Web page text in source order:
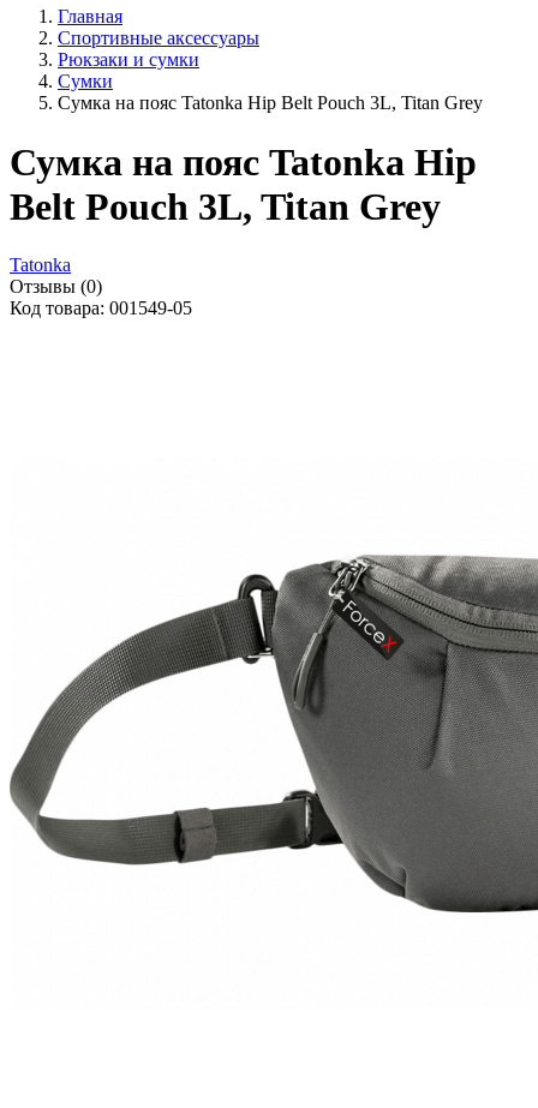
Главная
Спортивные аксессуары
Рюкзаки и сумки
Сумки
Сумка на пояс Tatonka Hip Belt Pouch 3L, Titan Grey
Сумка на пояс Tatonka Hip
Belt Pouch 3L, Titan Grey
Tatonka
Отзывы (0)
Код товара: 001549-05